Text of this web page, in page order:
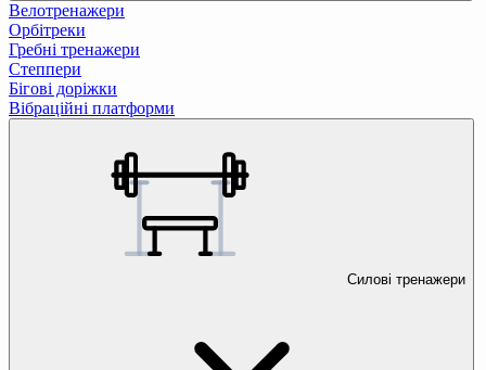
Велотренажери
Орбітреки
Гребні тренажери
Степпери
Бігові доріжки
Вібраційні платформи
Силові тренажери